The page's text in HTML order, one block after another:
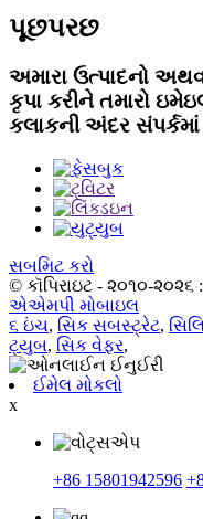
પૂછપરછ
અમારા ઉત્પાદનો
કૃપા કરીને તમારો
કલાકની અંદર
સબમિટ કરો
© કૉપિરાઇટ - ૨૦૧૦-૨૦૨૬ :
એએમપી મોબાઇલ
૬ ઇંચ, સિક સબસ્ટ્રેટ,
ટ્યુબ, સિક વેફર,
ઈમેલ મોકલો
x
+86 15801942596